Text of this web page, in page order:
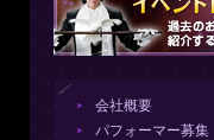
会社概要
パフォーマー募集